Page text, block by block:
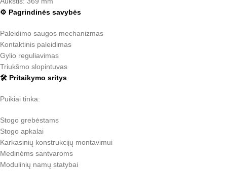
⚙️ Pagrindinės savybės
Paleidimo saugos mechanizmas
Kontaktinis paleidimas
Gylio reguliavimas
Triukšmo slopintuvas
🛠️ Pritaikymo sritys
Puikiai tinka:
Stogo grebėstams
Stogo apkalai
Karkasinių konstrukcijų montavimui
Medinėms santvaroms
Modulinių namų statybai